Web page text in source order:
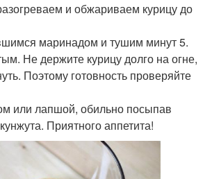
и обжариваем курицу до
маринадом и тушим минут 5.
Не держите курицу долго на огне,
Поэтому готовность проверяйте
или лапшой, обильно посыпав
Приятного аппетита!